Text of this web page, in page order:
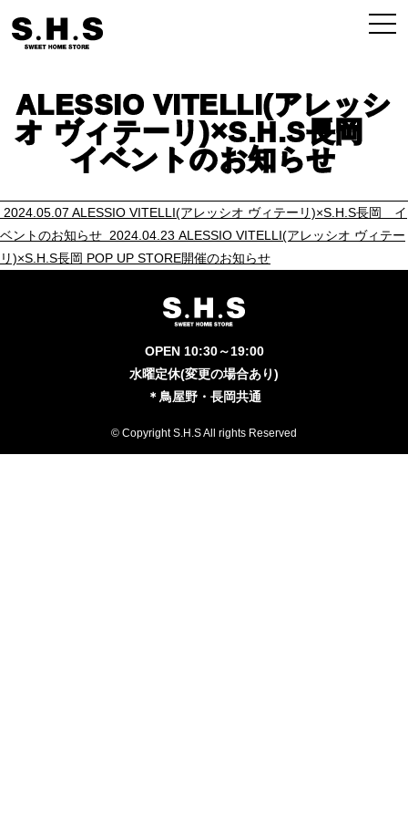
ALESSIO VITELLI(アレッシ
オ ヴィテーリ)×S.H.S長岡
イベントのお知らせ
2024.05.07 ALESSIO VITELLI(アレッシオ ヴィテーリ)×S.H.S長岡 イ
ベントのお知らせ 2024.04.23 ALESSIO VITELLI(アレッシオ ヴィテー
リ)×S.H.S長岡 POP UP STORE開催のお知らせ
OPEN 10:30～19:00
水曜定休(変更の場合あり)
＊鳥屋野・長岡共通
© Copyright S.H.S All rights Reserved